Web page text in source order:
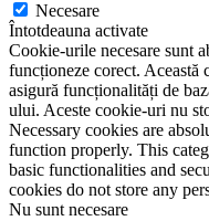
Necesare
Întotdeauna activate
Cookie-urile necesare sunt
funcționeze corect. Această
asigură funcționalități de
ului. Aceste cookie-uri nu
Necessary cookies are
function properly. This
basic functionalities and
cookies do not store any
Nu sunt necesare